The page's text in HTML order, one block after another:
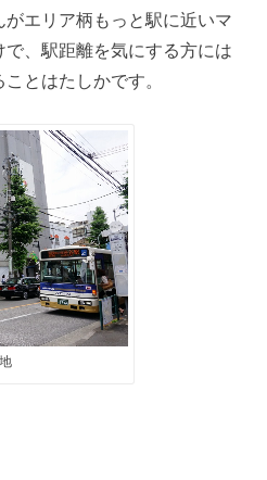
エリア柄もっと駅に近いマ
、駅距離を気にする方には
とはたしかです。